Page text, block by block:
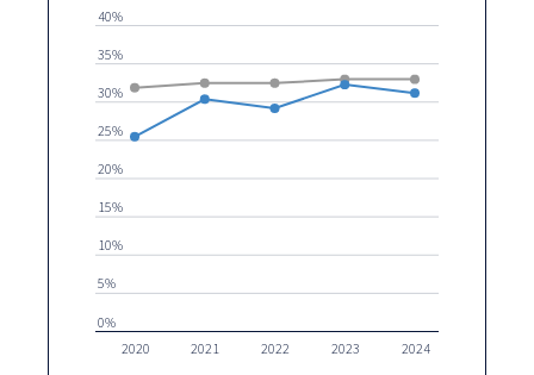
2020 2021 2022 2023 2024
0%
5%
10%
15%
20%
25%
30%
35%
40%